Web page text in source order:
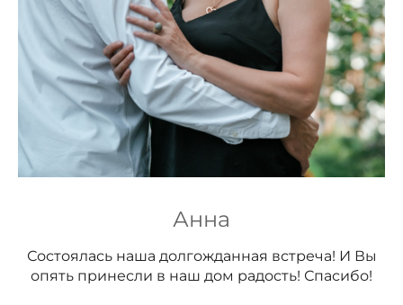
Анна
Состоялась наша долгожданная встреча! И Вы
опять принесли в наш дом радость! Спасибо!